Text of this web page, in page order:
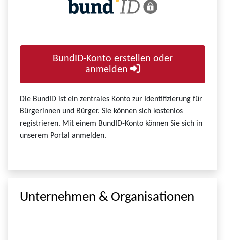
BundID-Konto erstellen oder
anmelden
Die BundID ist ein zentrales Konto zur Identifizierung für
Bürgerinnen und Bürger. Sie können sich kostenlos
registrieren. Mit einem BundID-Konto können Sie sich in
unserem Portal anmelden.
Unternehmen & Organisationen